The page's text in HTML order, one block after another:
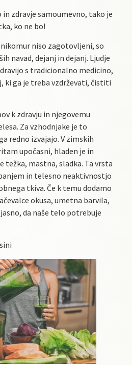
zdravje samoumevno, tako je
ko ne bo!
niso zagotovljeni, so
navad, dejanj in dejanj. Ljudje
s tradicionalno medicino,
ki ga je treba vzdrževati, čistiti
k zdravju in njegovemu
Za vzhodnjake je to
redno izvajajo. V zimskih
upočasni, hladen je in
težka, mastna, sladka. Ta vrsta
in telesno neaktivnostjo
tkiva. Če k temu dodamo
okusa, umetna barvila,
da naše telo potrebuje